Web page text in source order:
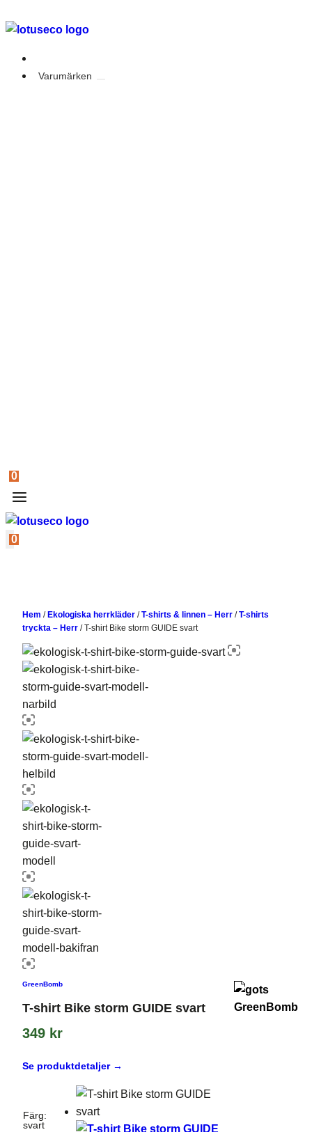
Varumärken
0
0
Hem / Ekologiska herrkläder /T-shirts & linnen – Herr /T-shirts
tryckta – Herr /T-shirt Bike storm GUIDE svart
GreenBomb
T-shirt Bike storm GUIDE svart
349 kr
Se produktdetaljer →
Färg:
svart